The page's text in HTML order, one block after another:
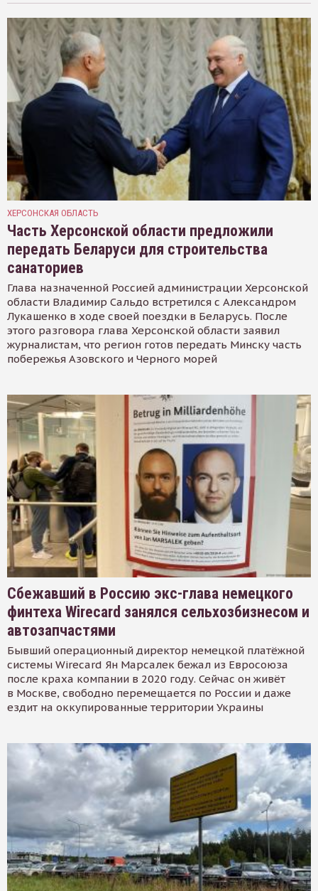
ХЕРСОНСКАЯ ОБЛАСТЬ
Часть Херсонской области предложили
передать Беларуси для строительства
санаториев
Глава назначенной Россией администрации Херсонской
области Владимир Сальдо встретился с Александром
Лукашенко в ходе своей поездки в Беларусь. После
этого разговора глава Херсонской области заявил
журналистам, что регион готов передать Минску часть
побережья Азовского и Черного морей
Сбежавший в Россию экс-глава немецкого
финтеха Wirecard занялся сельхозбизнесом и
автозапчастями
Бывший операционный директор немецкой платёжной
системы Wirecard Ян Марсалек бежал из Евросоюза
после краха компании в 2020 году. Сейчас он живёт
в Москве, свободно перемещается по России и даже
ездит на оккупированные территории Украины